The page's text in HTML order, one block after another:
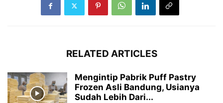
RELATED ARTICLES
Mengintip Pabrik Puff Pastry
Frozen Asli Bandung, Usianya
Sudah Lebih Dari...